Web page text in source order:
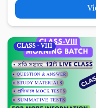
CLASS - VIII